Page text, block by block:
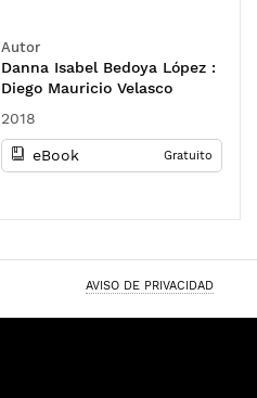
Autor
Danna Isabel Bedoya López :
Diego Mauricio Velasco
Vanegas Leguízmon : Diana
Sabine Bitar Rivera : Itzhak
Camilo Vanegas Leguízamon
2018
eBook Gratuito
AVISO DE PRIVACIDAD